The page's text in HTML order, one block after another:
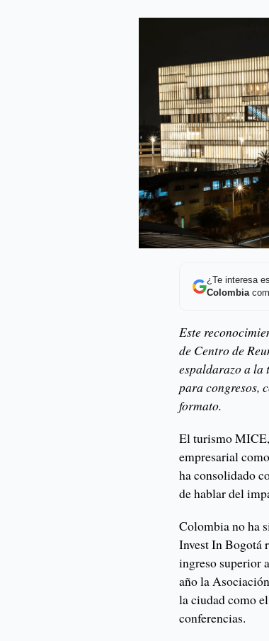
¿Te interesa
Colombia
Este
de Centro de
espaldarazo a la
para congresos,
formato.
El turismo
empresarial
ha consolidado
de hablar del
Colombia no ha
Invest In Bogotá
ingreso superior
año la
la ciudad como
conferencias.